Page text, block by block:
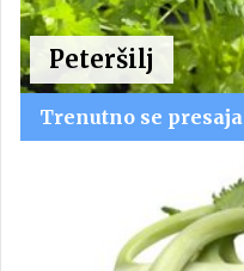
Peteršilj
Trenutno se presaja